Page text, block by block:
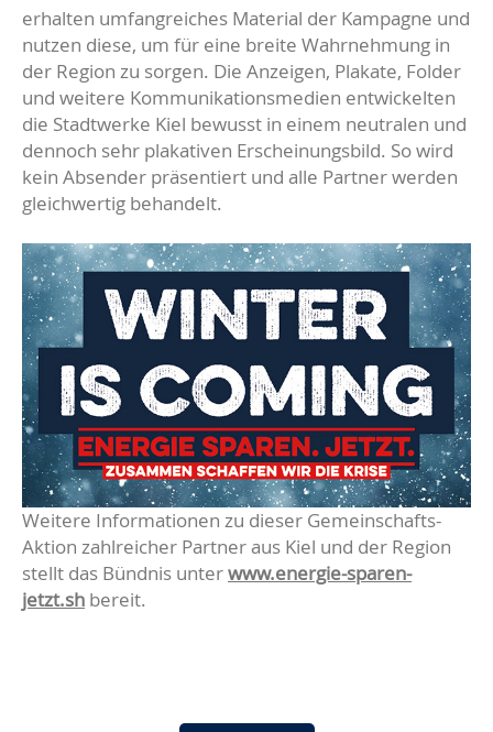
erhalten umfangreiches Material der Kampagne und
nutzen diese, um für eine breite Wahrnehmung in
der Region zu sorgen. Die Anzeigen, Plakate, Folder
und weitere Kommunikationsmedien entwickelten
die Stadtwerke Kiel bewusst in einem neutralen und
dennoch sehr plakativen Erscheinungsbild. So wird
kein Absender präsentiert und alle Partner werden
gleichwertig behandelt.
Weitere Informationen zu dieser Gemeinschafts-
Aktion zahlreicher Partner aus Kiel und der Region
stellt das Bündnis unterwww.energie-sparen-
jetzt.sh bereit.